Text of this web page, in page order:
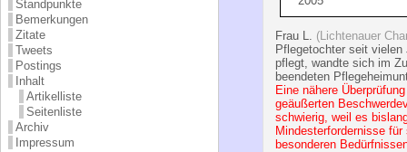
Standpunkte
Bemerkungen
Zitate
Tweets
Postings
Inhalt
Artikelliste
Seitenliste
Archiv
Impressum
Frau L. (Lichtenauer
Pflegetochter seit
pflegt, wandte sich im
beendeten
Eine nähere
geäußerten
schwierig, weil es
Mindesterfordernisse
besonderen